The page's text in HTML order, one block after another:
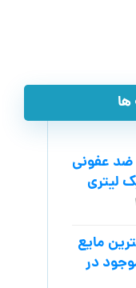
عفونی
لیتری
مایع
در